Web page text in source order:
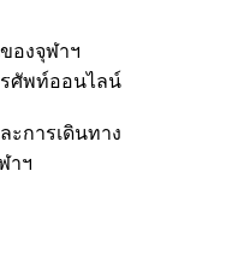
องจุฬาฯ
ศัพท์ออนไลน์
ะการเดินทาง
าฯ